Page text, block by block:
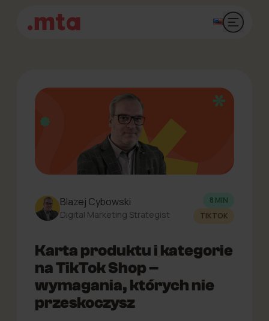
Otwórz
Blazej Cybowski
Digital Marketing Strategist
8 MIN
TIKTOK
Karta produktu i kategorie
na TikTok Shop –
wymagania, których nie
przeskoczysz